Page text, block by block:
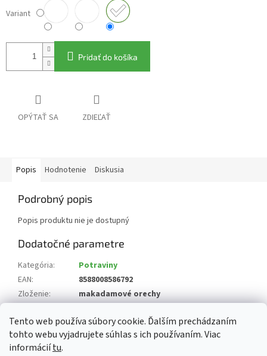
Tento web používa súbory cookie. Ďalším prechádzaním
tohto webu vyjadrujete súhlas s ich používaním. Viac
informáciítu.
Variant
Pridať do košíka
OPÝTAŤ SA ZDIEĽAŤ
Popis Hodnotenie Diskusia
Podrobný popis
Popis produktu nie je dostupný
Dodatočné parametre
Kategória:
Potraviny
EAN:
8588008586792
Zloženie:
makadamové orechy
? Alergény: 8 orechy a výrobky z nich